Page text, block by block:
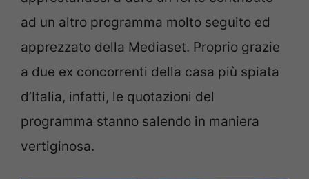
ad un altro programma molto seguito ed
apprezzato della Mediaset. Proprio grazie
a due ex concorrenti della casa più spiata
d’Italia, infatti, le quotazioni del
programma stanno salendo in maniera
vertiginosa.